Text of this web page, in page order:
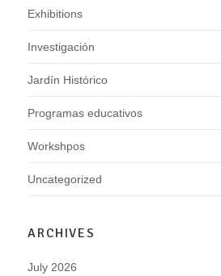
Exhibitions
Investigación
Jardín Histórico
Programas educativos
Workshpos
Uncategorized
ARCHIVES
July 2026